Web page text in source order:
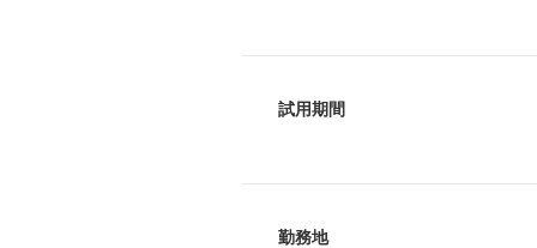
試用期間
勤務地